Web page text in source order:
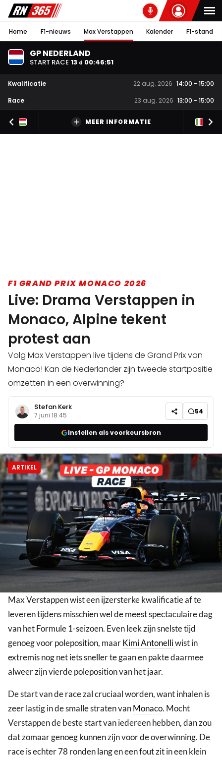
Home F1-nieuws Max Verstappen Kalender F1-stand
GP NEDERLAND
START RACE 13 d 00:46:50
Kwalificatie 22 aug. 2026 14:00 - 15:00
Race
23 aug. 2026 13:00 - 15:00
MEER INFORMATIE
F1 GRAND PRIX MONACO 2026
Live: Drama Verstappen in
Monaco, Alpine tekent
protest aan
Volg Max Verstappen live tijdens de Grand Prix van
Monaco! Kan de Nederlander zijn tweede startpositie
omzetten in een overwinning?
Stefan Kerk
7 juni 18:45 54
Instellen als voorkeursbron
ARTIKEL
Max Verstappen wist een ijzersterke kwalificatie af te
leveren tijdens misschien wel de meest spectaculaire dag
van het Formule 1-seizoen. Even leek zijn snelste tijd
genoeg voor poleposition, maarKimi Antonelliwist in
extremis nog net iets sneller te gaan en pakte daarmee
alweer zijn vierde poleposition van het jaar.
De start van de race zal cruciaal worden, want inhalen is
zeer lastig in de smalle straten vanMonaco. Mocht
Verstappen de beste start van iedereen hebben, dan zou
dat zomaar genoeg kunnen zijn voor de overwinning. De
race is echter 78 ronden lang en een fout zit in een klein